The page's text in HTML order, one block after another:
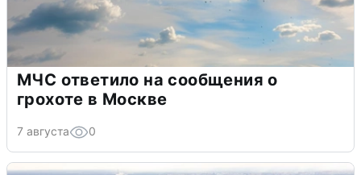
МЧС ответило на сообщения о
грохоте в Москве
7 августа 0